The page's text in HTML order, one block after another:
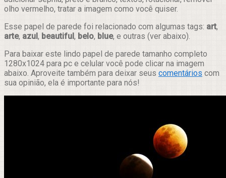
olho vermelho, tratar a imagem como você quiser.
Esse papel de parede foi relacionado com algumas tags: art,
arte, azul, beautiful, belo, blue, e outras (ver abaixo).
Para baixar este lindo papel de parede tamanho completo
1280x1024 para pc e celular você pode clicar na imagem
abaixo. Aproveite também para deixar seus comentários com
sua opinião, ela é importante para nós!